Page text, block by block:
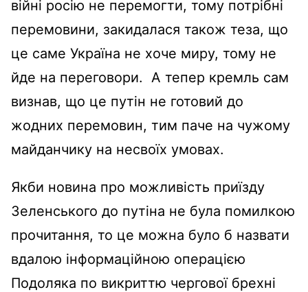
війні росію не перемогти, тому потрібні
перемовини, закидалася також теза, що
це саме Україна не хоче миру, тому не
йде на переговори. А тепер кремль сам
визнав, що це путін не готовий до
жодних перемовин, тим паче на чужому
майданчику на несвоїх умовах.
Якби новина про можливість приїзду
Зеленського до путіна не була помилкою
прочитання, то це можна було б назвати
вдалою інформаційною операцією
Подоляка по викриттю чергової брехні